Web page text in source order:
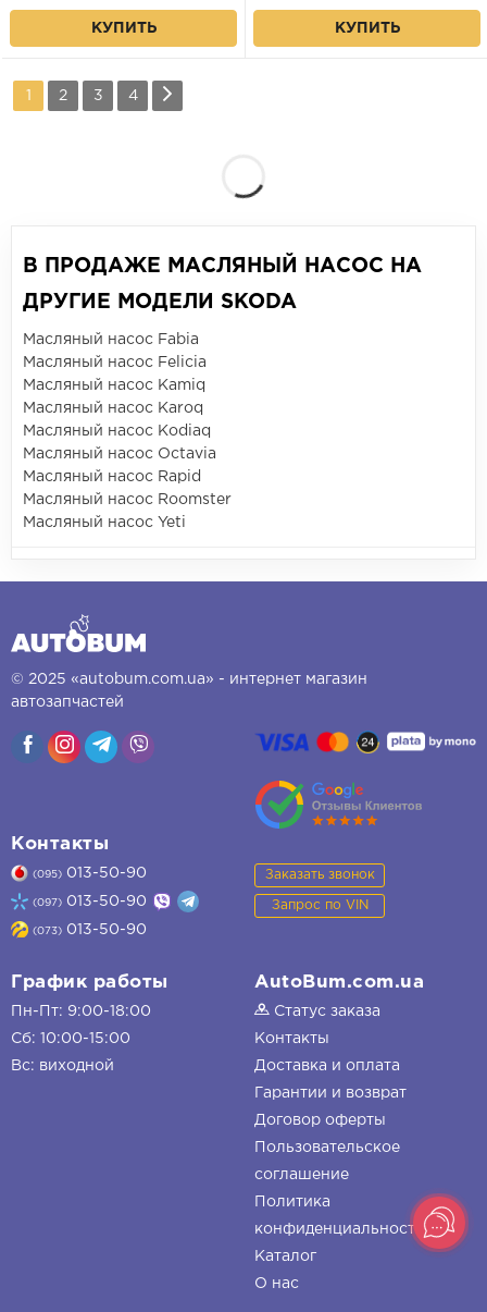
КУПИТЬ КУПИТЬ
1 2 3 4
В ПРОДАЖЕ МАСЛЯНЫЙ НАСОС НА
ДРУГИЕ МОДЕЛИ SKODA
Масляный насос Fabia
Масляный насос Felicia
Масляный насос Kamiq
Масляный насос Karoq
Масляный насос Kodiaq
Масляный насос Octavia
Масляный насос Rapid
Масляный насос Roomster
Масляный насос Yeti
© 2025 «autobum.com.ua» - интернет магазин
автозапчастей
Контакты
(095) 013-50-90
(097) 013-50-90
(073) 013-50-90
Заказать звонок
Запрос по VIN
График работы
Пн-Пт: 9:00-18:00
Сб: 10:00-15:00
Вс: виходной
AutoBum.com.ua
Статус заказа
Контакты
Доставка и оплата
Гарантии и возврат
Договор оферты
Пользовательское
соглашение
Политика
конфиденциальности
Каталог
О нас